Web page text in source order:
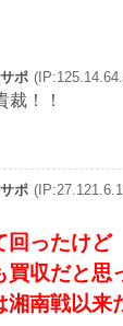
ポ
裁！！
ポ
回ったけど
買収だと思
湘南戦以来